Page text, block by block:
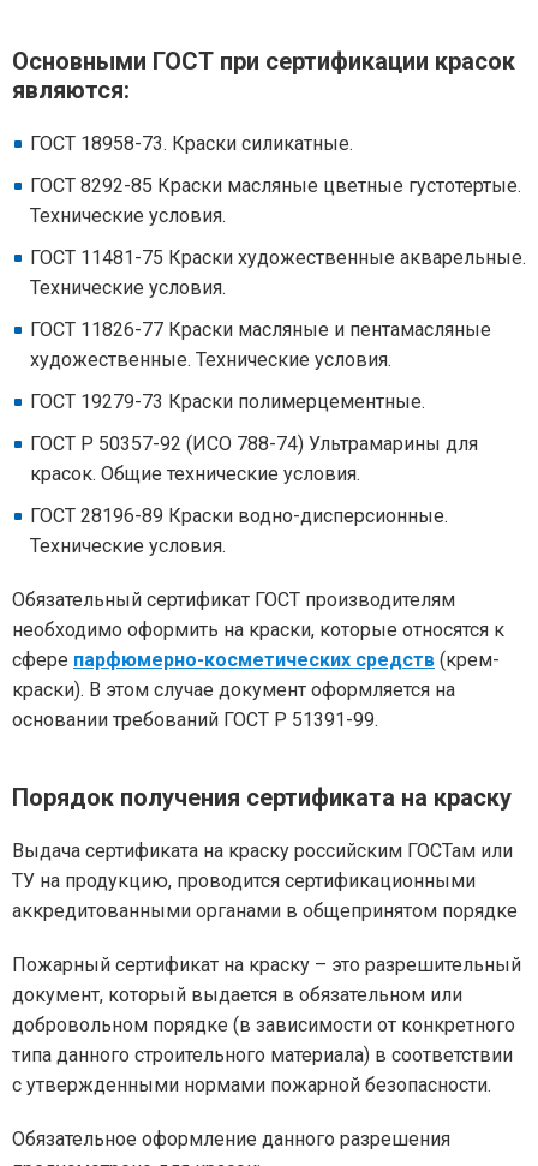
Основными ГОСТ при сертификации красок
являются:
ГОСТ 18958-73. Краски силикатные.
ГОСТ 8292-85 Краски масляные цветные густотертые.
Технические условия.
ГОСТ 11481-75 Краски художественные акварельные.
Технические условия.
ГОСТ 11826-77 Краски масляные и пентамасляные
художественные. Технические условия.
ГОСТ 19279-73 Краски полимерцементные.
ГОСТ Р 50357-92 (ИСО 788-74) Ультрамарины для
красок. Общие технические условия.
ГОСТ 28196-89 Краски водно-дисперсионные.
Технические условия.
Обязательный сертификат ГОСТ производителям
необходимо оформить на краски, которые относятся к
сфере парфюмерно-косметических средств (крем-
краски). В этом случае документ оформляется на
основании требований ГОСТ Р 51391-99.
Порядок получения сертификата на краску
Выдача сертификата на краску российским ГОСТам или
ТУ на продукцию, проводится сертификационными
аккредитованными органами в общепринятом порядке
Пожарный сертификат на краску – это разрешительный
документ, который выдается в обязательном или
добровольном порядке (в зависимости от конкретного
типа данного строительного материала) в соответствии
с утвержденными нормами пожарной безопасности.
Обязательное оформление данного разрешения